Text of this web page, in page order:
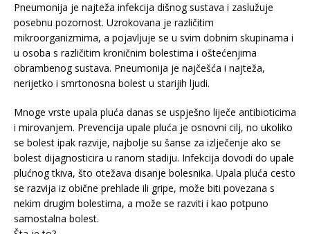
Pneumonija je najteža infekcija dišnog sustava i zaslužuje
posebnu pozornost. Uzrokovana je različitim
mikroorganizmima, a pojavljuje se u svim dobnim skupinama i
u osoba s različitim kroničnim bolestima i oštećenjima
obrambenog sustava. Pneumonija je najčešća i najteža,
nerijetko i smrtonosna bolest u starijih ljudi.
Mnoge vrste upala pluća danas se uspješno liječe antibioticima
i mirovanjem. Prevencija upale pluća je osnovni cilj, no ukoliko
se bolest ipak razvije, najbolje su šanse za izlječenje ako se
bolest dijagnosticira u ranom stadiju. Infekcija dovodi do upale
plućnog tkiva, što otežava disanje bolesnika. Upala pluća cesto
se razvija iz obične prehlade ili gripe, može biti povezana s
nekim drugim bolestima, a može se razviti i kao potpuno
samostalna bolest.